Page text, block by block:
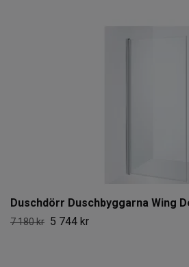
Duschdörr Duschbyggarna Wing
7 180 kr 5 744 kr